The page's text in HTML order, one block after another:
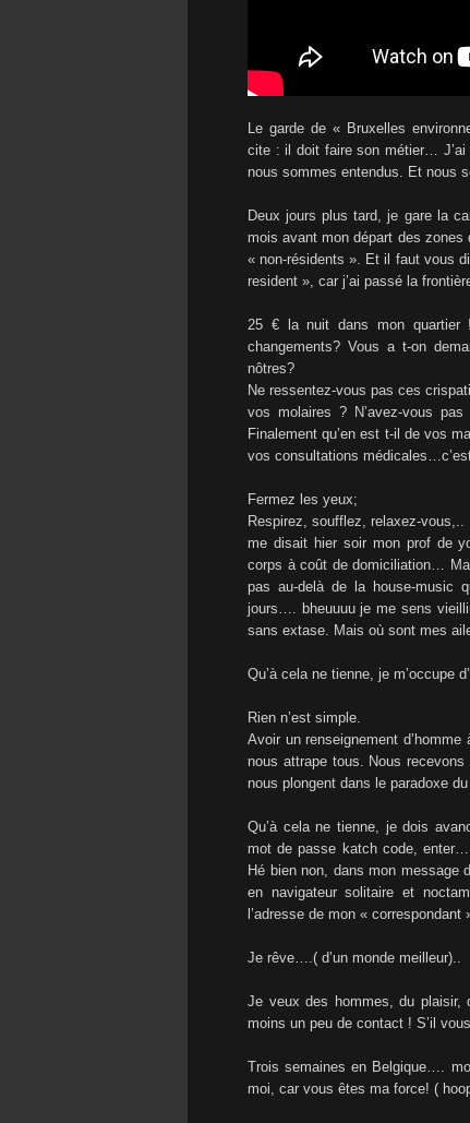
Le garde de « Bruxelles
cite : il doit faire son métier… J’ai
nous sommes entendus. Et nous
Deux jours plus tard, je gare la
mois avant mon départ des
« non-résidents ». Et il faut vous
resident », car j’ai passé la
25 € la nuit dans mon quartier
changements? Vous a t-on
nôtres?
Ne ressentez-vous pas ces
vos molaires ? N’avez-vous
Finalement qu’en est t-il de vos
vos consultations
Fermez les yeux;
Respirez, soufflez, relaxez-vous,..
me disait hier soir mon prof de
corps à coût de domiciliation…
pas au-delà de la house-music
jours…. bheuuuu je me sens
sans extase. Mais où sont mes
Qu’à cela ne tienne, je m’occupe
Rien n’est simple.
Avoir un renseignement
nous attrape tous. Nous
nous plongent dans le paradoxe
Qu’à cela ne tienne, je dois
mot de passe katch code,
Hé bien non, dans mon message
en navigateur solitaire et
l’adresse de mon «
Je rêve….( d’un monde meilleur)..
Je veux des hommes, du plaisir,
moins un peu de contact ! S’il
Trois semaines en Belgique….
moi, car vous êtes ma force! (